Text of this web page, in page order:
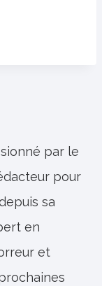
par le
pour
sa
en
et